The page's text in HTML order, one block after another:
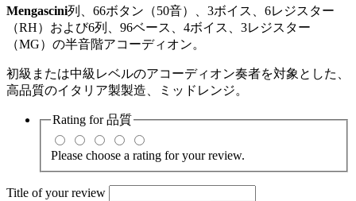
Mengascini列、66ボタン（50音）、3ボイス、6レジスター
（RH）および6列、96ベース、4ボイス、3レジスター
（MG）の半音階アコーディオン。
初級または中級レベルのアコーディオン奏者を対象とした、
高品質のイタリア製製造、ミッドレンジ。
Rating for品質
Please choose a rating for your review.
Title of your review